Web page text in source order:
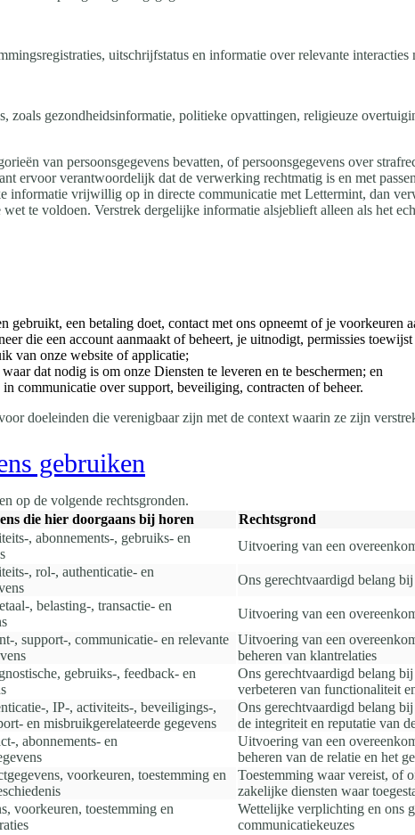
uitschrijfstatus en informatie over relevante
zoals gezondheidsinformatie, politieke opvattingen, religieuze
van persoonsgegevens bevatten, of persoonsgegevens over
ervoor verantwoordelijk dat de verwerking rechtmatig is en met
informatie vrijwillig op in directe communicatie met Lettermint, dan
te voldoen. Verstrek dergelijke informatie alsjeblieft alleen als het
gebruikt, een betaling doet, contact met ons opneemt of je voorkeuren
die een account aanmaakt of beheert, je uitnodigt, permissies
van onze website of applicatie;
dat nodig is om onze Diensten te leveren en te beschermen; en
communicatie over support, beveiliging, contracten of beheer.
doeleinden die verenigbaar zijn met de context waarin ze zijn
gebruiken
op de volgende rechtsgronden.
die hier doorgaans bij horen
Rechtsgrond
, abonnements-, gebruiks- en
Uitvoering van een
, rol-, authenticatie- en
Ons gerechtvaardigd belang
, belasting-, transactie- en
Uitvoering van een
, support-, communicatie- en relevante Uitvoering van een
beheren van klantrelaties
gebruiks-, feedback- en
Ons gerechtvaardigd belang
verbeteren van functionaliteit
, IP-, activiteits-, beveiligings-,
en misbruikgerelateerde gegevens
Ons gerechtvaardigd belang
de integriteit en reputatie van
, abonnements- en
Uitvoering van een
beheren van de relatie en het
voorkeuren, toestemming en
Toestemming waar vereist, of
zakelijke diensten waar
voorkeuren, toestemming en
Wettelijke verplichting en ons
communicatiekeuzes